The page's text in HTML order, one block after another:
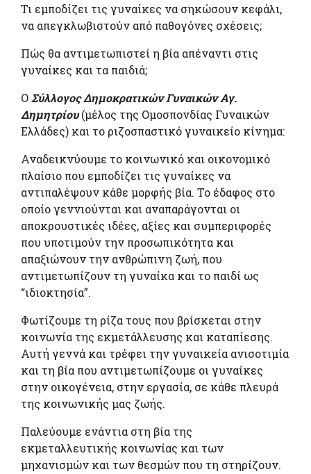
Τι εμποδίζει τις γυναίκες να σηκώσουν κεφάλι,
να απεγκλωβιστούν από παθογόνες σχέσεις;
Πώς θα αντιμετωπιστεί η βία απέναντι στις
γυναίκες και τα παιδιά;
Ο Σύλλογος Δημοκρατικών Γυναικών Αγ.
Δημητρίου(μέλος της Ομοσπονδίας Γυναικών
Ελλάδες) και το ριζοσπαστικό γυναικείο κίνημα:
Αναδεικνύουμε το κοινωνικό και οικονομικό
πλαίσιο που εμποδίζει τις γυναίκες να
αντιπαλέψουν κάθε μορφής βία. Το έδαφος στο
οποίο γεννιούνται και αναπαράγονται οι
αποκρουστικές ιδέες, αξίες και συμπεριφορές
που υποτιμούν την προσωπικότητα και
απαξιώνουν την ανθρώπινη ζωή, που
αντιμετωπίζουν τη γυναίκα και το παιδί ως
“ιδιοκτησία”.
Φωτίζουμε τη ρίζα τους που βρίσκεται στην
κοινωνία της εκμετάλλευσης και καταπίεσης.
Αυτή γεννά και τρέφει την γυναικεία ανισοτιμία
και τη βία που αντιμετωπίζουμε οι γυναίκες
στην οικογένεια, στην εργασία, σε κάθε πλευρά
της κοινωνικής μας ζωής.
Παλεύουμε ενάντια στη βία της
εκμεταλλευτικής κοινωνίας και των
μηχανισμών και των θεσμών που τη στηρίζουν.